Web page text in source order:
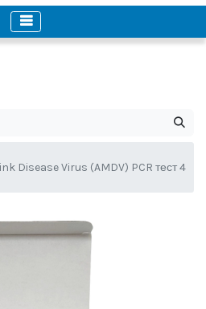
Disease Virus (AMDV) PCR тест 4